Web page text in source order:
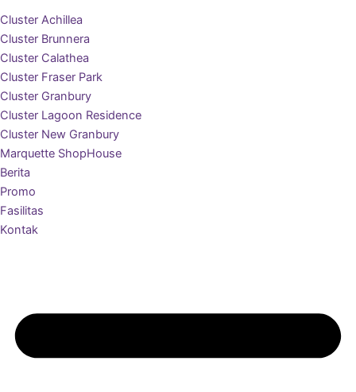
Cluster Achillea
Cluster Brunnera
Cluster Calathea
Cluster Fraser Park
Cluster Granbury
Cluster Lagoon Residence
Cluster New Granbury
Marquette ShopHouse
Berita
Promo
Fasilitas
Kontak